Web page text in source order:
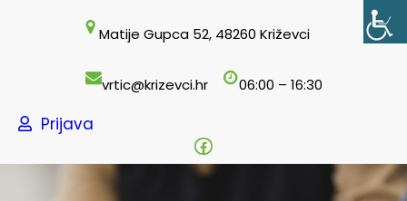
Matije Gupca 52, 48260 Križevci
vrtic@krizevci.hr 06:00 – 16:30
Prijava
Facebook